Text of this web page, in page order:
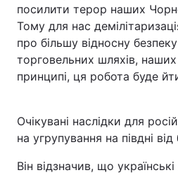
посилити терор наших
Тому для нас
про більшу відносну
торговельних шляхів,
принципі, ця робота буде
Очікувані наслідки для
на угрупування на півдні
Він відзначив, що